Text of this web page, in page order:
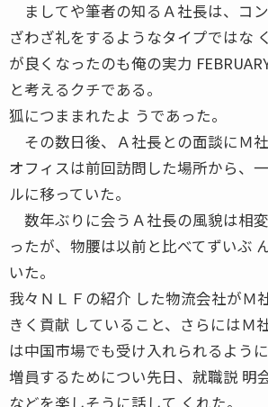
ましてや筆者の知るＡ社長は、コ
ざわざ礼をするようなタイプではな
が良くなったのも俺の実力
と考えるクチである。
狐につままれたよ うであった。
その数日後、Ａ社長との面談にＭ社
オフィスは前回訪問した場所から、
ルに移っていた。
数年ぶりに会うＡ社長の風貌は相
ったが、物腰は以前と比べてずいぶ
いた。
我々ＮＬＦの紹介 した物流会社がＭ
きく貢献 していること、さらにはＭ
は中国市場でも受け入れられるよう
増員するためについ先日、就職説 明
などを楽しそうに話して くれた。